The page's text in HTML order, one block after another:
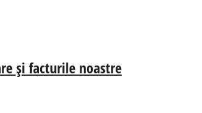
și facturile noastre